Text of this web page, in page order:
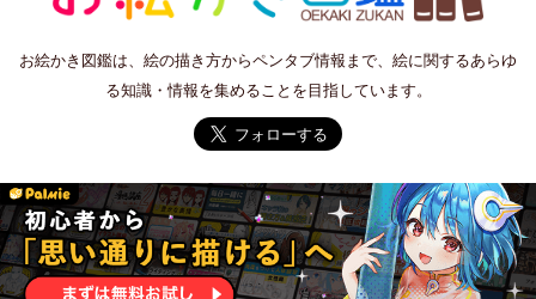
お絵かき図鑑は、絵の描き方からペンタブ情報まで、絵に関するあらゆ
る知識・情報を集めることを目指しています。